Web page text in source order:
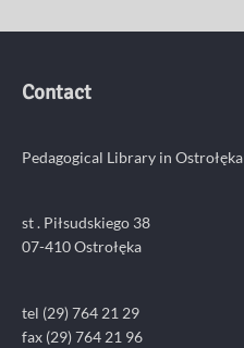
Contact
Pedagogical Library in Ostrołęka
st . Piłsudskiego 38
07-410 Ostrołęka
tel (29) 764 21 29
fax (29) 764 21 96